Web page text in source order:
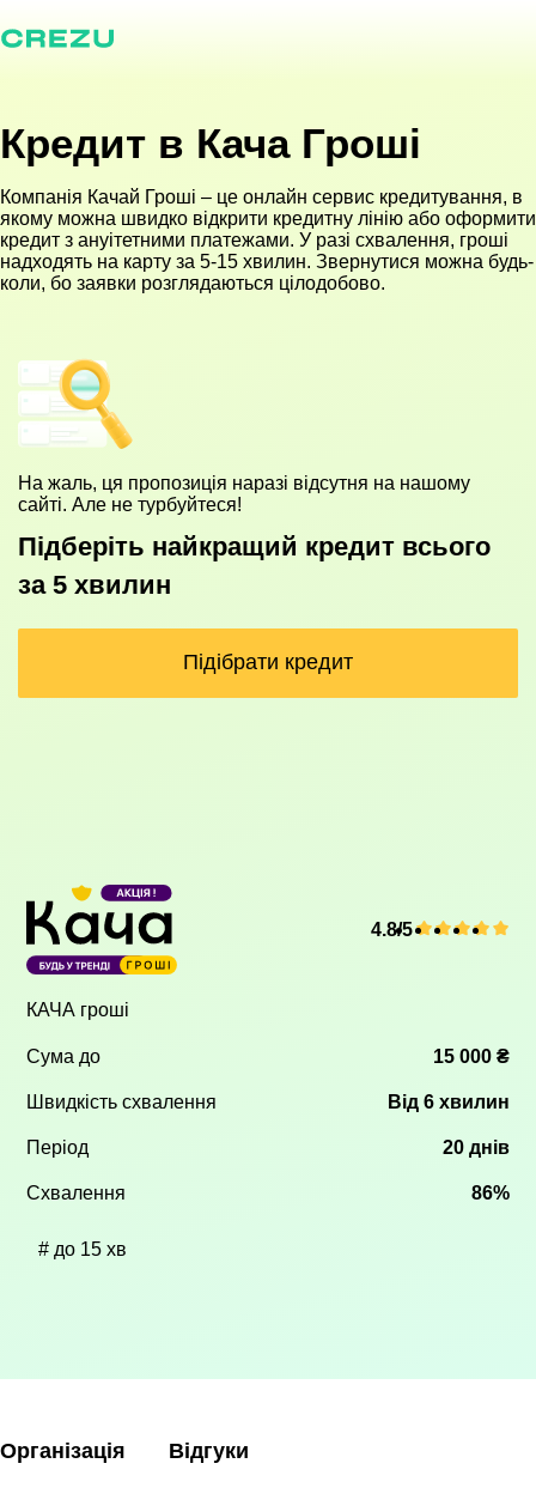
Кредит в Кача Гроші
Компанія Качай Гроші – це онлайн сервис кредитування, в
якому можна швидко відкрити кредитну лінію або оформити
кредит з ануітетними платежами. У разі схвалення, гроші
надходять на карту за 5-15 хвилин. Звернутися можна будь-
коли, бо заявки розглядаються цілодобово.
На жаль, ця пропозиція наразі відсутня на нашому
сайті. Але не турбуйтеся!
Підберіть найкращий кредит всього
за 5 хвилин
Підібрати кредит
КАЧА гроші
4.8/5
Сума до 15 000 ₴
Швидкість схвалення Від 6 хвилин
Період 20 днів
Схвалення 86%
до 15 хв
Організація Відгуки